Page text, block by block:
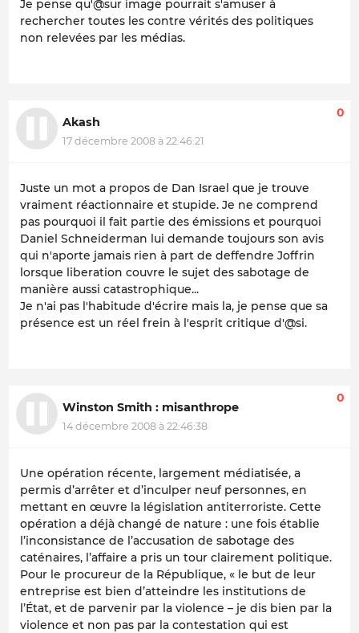
Je pense qu'@sur image pourrait s'amuser à
rechercher toutes les contre vérités des politiques
non relevées par les médias.
Akash
17 décembre 2008 à 22:46:21
0
Juste un mot a propos de Dan Israel que je trouve
vraiment réactionnaire et stupide. Je ne comprend
pas pourquoi il fait partie des émissions et pourquoi
Daniel Schneiderman lui demande toujours son avis
qui n'aporte jamais rien à part de deffendre Joffrin
lorsque liberation couvre le sujet des sabotage de
manière aussi catastrophique...
Je n'ai pas l'habitude d'écrire mais la, je pense que sa
présence est un réel frein à l'esprit critique d'@si.
Winston Smith : misanthrope
14 décembre 2008 à 22:46:38
0
Une opération récente, largement médiatisée, a
permis d’arrêter et d’inculper neuf personnes, en
mettant en œuvre la législation antiterroriste. Cette
opération a déjà changé de nature : une fois établie
l’inconsistance de l’accusation de sabotage des
caténaires, l’affaire a pris un tour clairement politique.
Pour le procureur de la République, « le but de leur
entreprise est bien d’atteindre les institutions de
l’État, et de parvenir par la violence – je dis bien par la
violence et non pas par la contestation qui est